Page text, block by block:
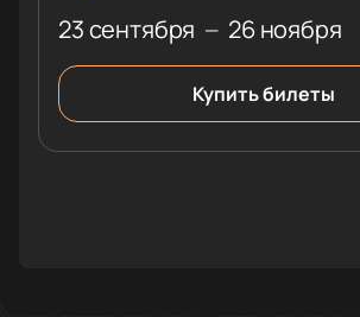
23 сентября — 26 ноября
Купить билеты